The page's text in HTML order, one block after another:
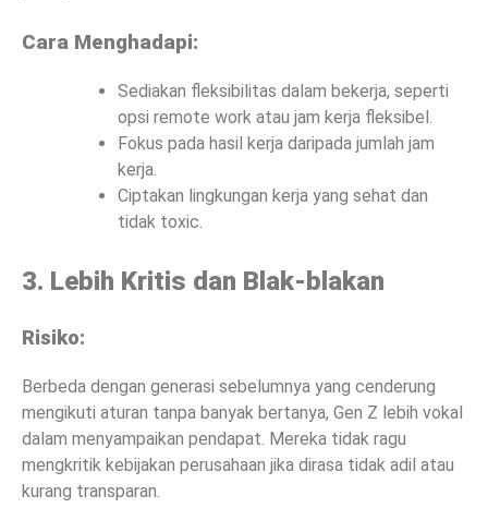
Cara Menghadapi:
Sediakan fleksibilitas dalam bekerja, seperti
opsi remote work atau jam kerja fleksibel.
Fokus pada hasil kerja daripada jumlah jam
kerja.
Ciptakan lingkungan kerja yang sehat dan
tidak toxic.
3. Lebih Kritis dan Blak-blakan
Risiko:
Berbeda dengan generasi sebelumnya yang cenderung
mengikuti aturan tanpa banyak bertanya, Gen Z lebih vokal
dalam menyampaikan pendapat. Mereka tidak ragu
mengkritik kebijakan perusahaan jika dirasa tidak adil atau
kurang transparan.